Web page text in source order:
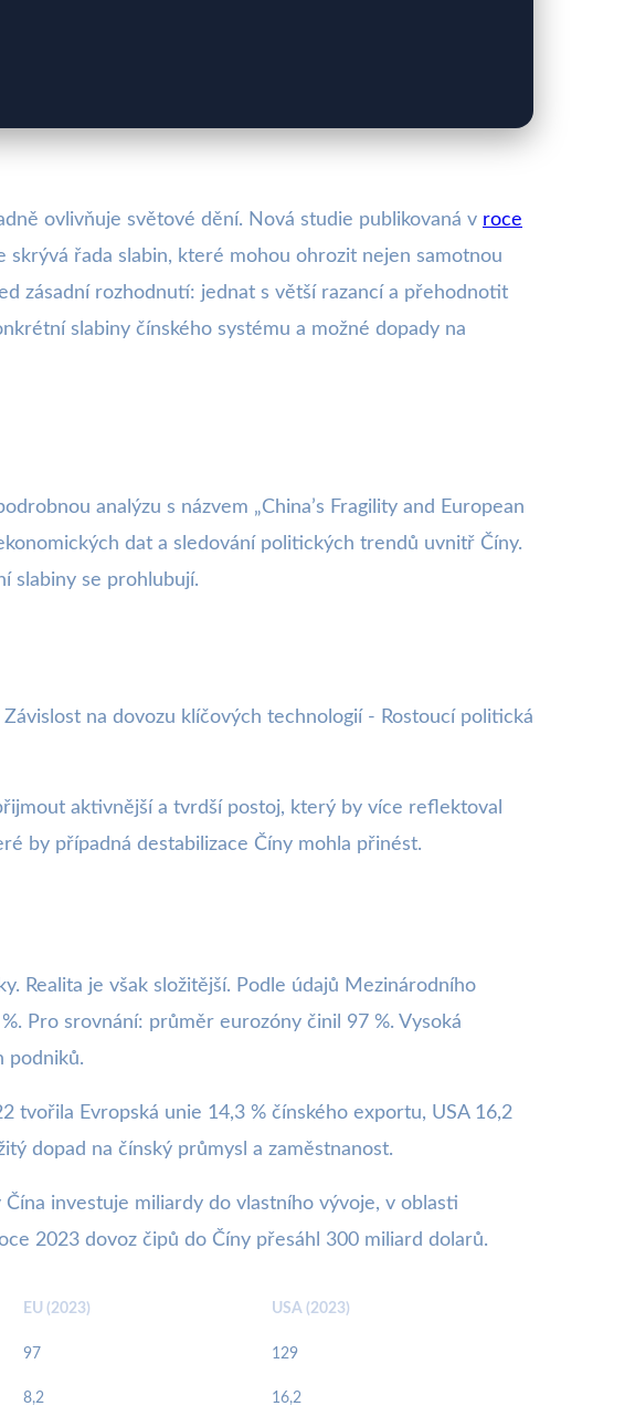
ovlivňuje světové dění. Nová studie publikovaná v roce
řada slabin, které mohou ohrozit nejen samotnou
zásadní rozhodnutí: jednat s větší razancí a přehodnotit
slabiny čínského systému a možné dopady na
analýzu s názvem „China’s Fragility and European
dat a sledování politických trendů uvnitř Číny.
slabiny se prohlubují.
na dovozu klíčových technologií - Rostoucí politická
aktivnější a tvrdší postoj, který by více reflektoval
by případná destabilizace Číny mohla přinést.
Realita je však složitější. Podle údajů Mezinárodního
Pro srovnání: průměr eurozóny činil 97 %. Vysoká
podniků.
tvořila Evropská unie 14,3 % čínského exportu, USA 16,2
dopad na čínský průmysl a zaměstnanost.
investuje miliardy do vlastního vývoje, v oblasti
2023 dovoz čipů do Číny přesáhl 300 miliard dolarů.
EU (2023) USA (2023)
97 129
8,2 16,2